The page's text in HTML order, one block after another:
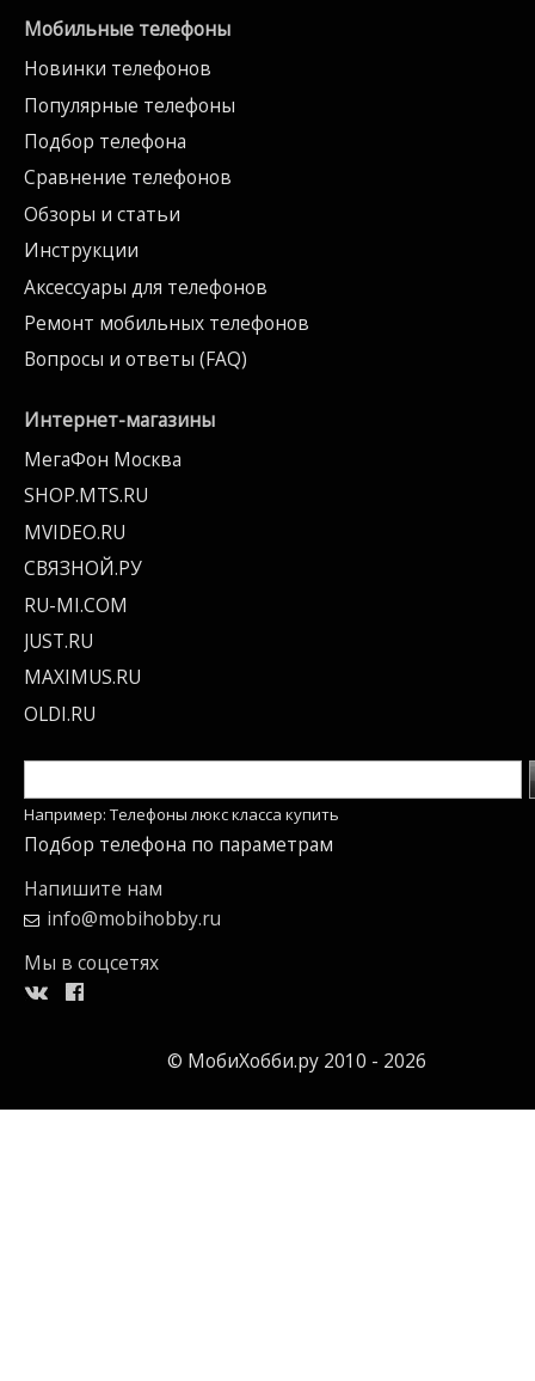
Мобильные телефоны
Новинки телефонов
Популярные телефоны
Подбор телефона
Сравнение телефонов
Обзоры и статьи
Инструкции
Аксессуары для телефонов
Ремонт мобильных телефонов
Вопросы и ответы (FAQ)
Интернет-магазины
МегаФон Москва
SHOP.MTS.RU
MVIDEO.RU
СВЯЗНОЙ.РУ
RU-MI.COM
JUST.RU
MAXIMUS.RU
OLDI.RU
Например: Телефоны люкс класса купить
Подбор телефона по параметрам
Напишите нам
info@mobihobby.ru
Мы в соцсетях
© МобиХобби.ру 2010 - 2026